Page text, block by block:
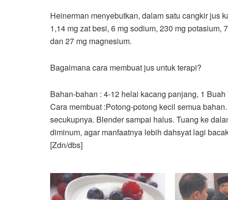
Heinerman menyebutkan, dalam satu cangkir jus
1,14 mg zat besi, 6 mg sodium, 230 mg potasium,
dan 27 mg magnesium.
Bagaimana cara membuat jus untuk terapi?
Bahan-bahan : 4-12 helai kacang panjang, 1
Cara membuat :Potong-potong kecil semua
secukupnya. Blender sampai halus. Tuang ke
diminum, agar manfaatnya lebih dahsyat lagi
[Zdn/dbs]